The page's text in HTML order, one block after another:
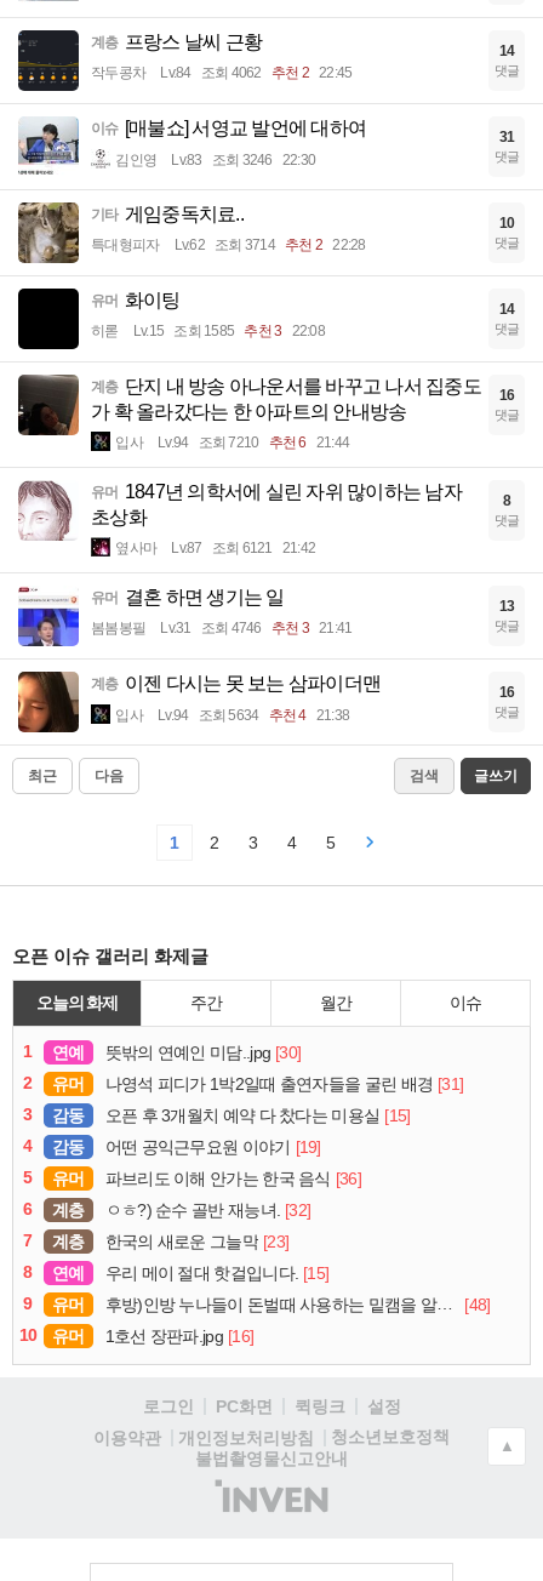
계층 프랑스 날씨 근황
작두콩차 Lv.84 조회 4062 추천 2 22:45
14
댓글
이슈 [매불쇼] 서영교 발언에 대하여
김인영 Lv.83 조회 3246 22:30
31
댓글
기타 게임중독치료..
특대형피자 Lv.62 조회 3714 추천 2 22:28
10
댓글
유머 화이팅
히롣 Lv.15 조회 1585 추천 3 22:08
14
댓글
계층 단지 내 방송 아나운서를 바꾸고 나서 집중도
가 확 올라갔다는 한 아파트의 안내방송
입사 Lv.94 조회 7210 추천 6 21:44
16
댓글
유머 1847년 의학서에 실린 자위 많이하는 남자
초상화
옆사마 Lv.87 조회 6121 21:42
8
댓글
유머 결혼 하면 생기는 일
봄봄봉필 Lv.31 조회 4746 추천 3 21:41
13
댓글
계층 이젠 다시는 못 보는 삼파이더맨
입사 Lv.94 조회 5634 추천 4 21:38
16
댓글
최근 다음 검색 글쓰기
1 2 3 4 5
오픈 이슈 갤러리 화제글
오늘의 화제 주간 월간 이슈
1 연예 뜻밖의 연예인 미담..jpg [30]
2
유머 나영석 피디가 1박2일때 출연자들을 굴린 배경 [31]
3
감동 오픈 후 3개월치 예약 다 찼다는 미용실 [15]
4
감동 어떤 공익근무요원 이야기 [19]
5
유머 파브리도 이해 안가는 한국 음식 [36]
6
계층 ㅇㅎ?) 순수 골반 재능녀. [32]
7
계층 한국의 새로운 그늘막 [23]
8
연예 우리 메이 절대 핫걸입니다. [15]
9
유머 후방)인방 누나들이 돈벌때 사용하는 밑캠을 알아보자
[48]
10
유머 1호선 장판파.jpg [16]
로그인 PC화면 퀵링크
설정
이용약관
개인정보처리방침
청소년보호정책
불법촬영물신고안내
(주)
인
▲